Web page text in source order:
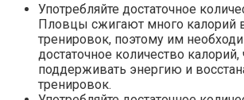
Употребляйте достаточное
Пловцы сжигают много калорий
тренировок, поэтому им
достаточное количество калорий,
поддерживать энергию и
тренировок.